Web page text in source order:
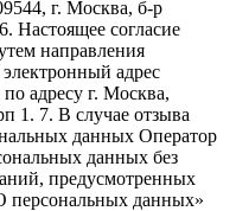
г. Москва, б-р
Настоящее согласие
направления
адрес
адресу г. Москва,
1. 7. В случае отзыва
данных Оператор
данных без
предусмотренных
данных»